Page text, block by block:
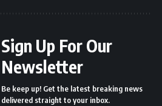
Sign Up For Our
Newsletter
Be keep up! Get the latest breaking news
delivered straight to your inbox.